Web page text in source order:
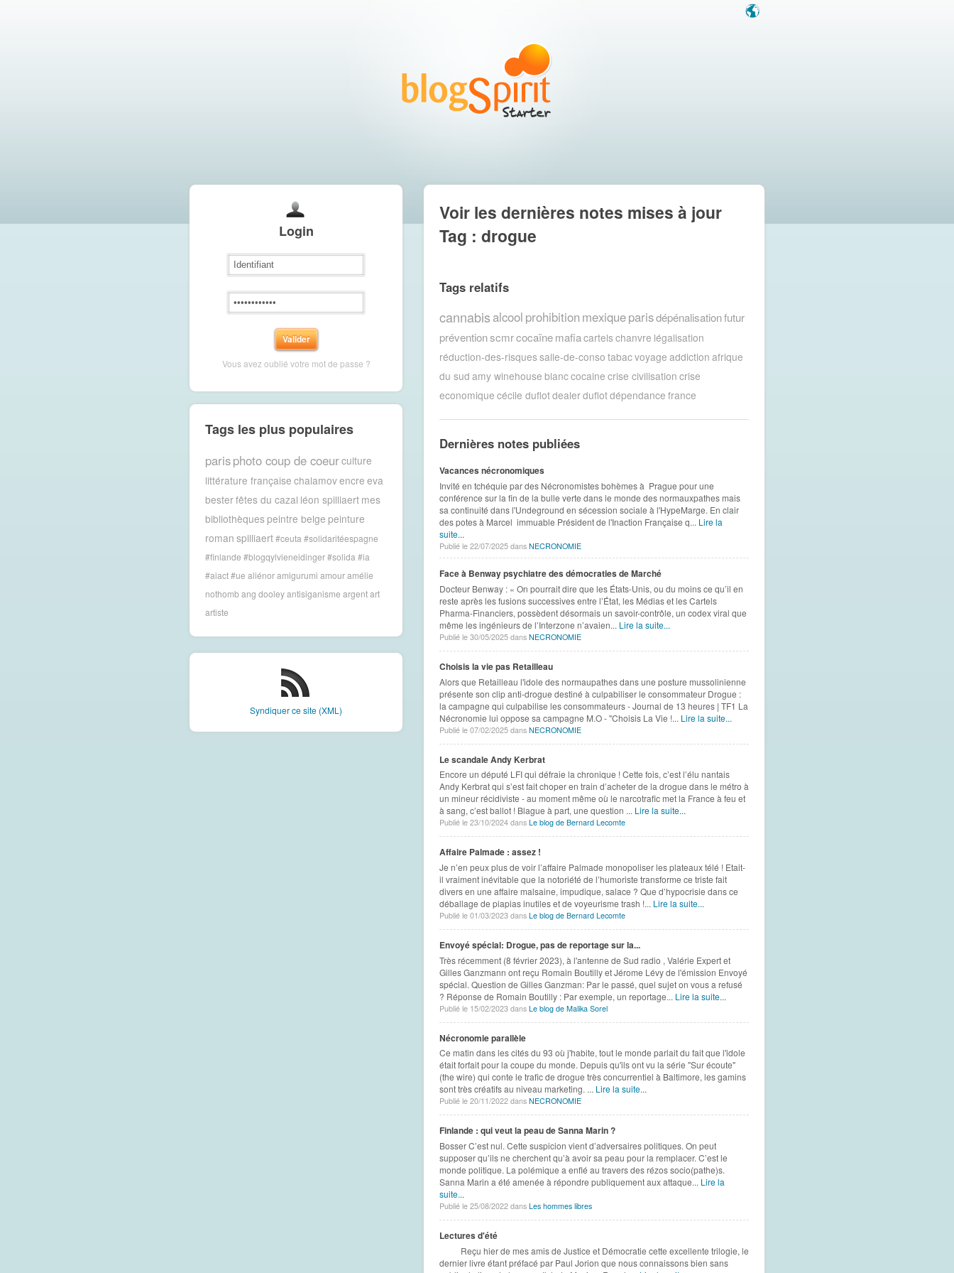
Login
Vous avez oublié votre mot de passe ?
Tags les plus populaires
parisphoto coup de coeurculture
littérature française chalamovencre eva
besterfêtes du cazal léon spilliaert mes
bibliothèquespeintre belge peinture
roman spilliaert #ceuta #solidaritéespagne
#finlande #blogqylvieneidinger #solida #ia
#aiact #ue aliénor amigurumi amour amélie
nothomb ang dooley antisiganisme argent art
artiste
Syndiquer ce site (XML)
Voir les dernières notes mises à jour
Tag : drogue
Tags relatifs
cannabis alcool prohibition mexiqueparisdépénalisationfutur
préventionscmrcocaïne mafiacartelschanvre légalisation
réduction-des-risquessalle-de-conso tabacvoyage addiction afrique
du sud amy winehouse blanccocaine crise civilisation crise
economique cécile duflotdealerduflotdépendance france
Dernières notes publiées
Vacances nécronomiques
Invité en tchéquie par des Nécronomistes bohèmes à Prague pour une
conférence sur la fin de la bulle verte dans le monde des normauxpathes mais
sa continuité dans l'Undeground en sécession sociale à l'HypeMarge. En clair
des potes à Marcel immuable Président de l'Inaction Française q... Lire la
suite...
Publié le 22/07/2025 dans NECRONOMIE
Face à Benway psychiatre des démocraties de Marché
Docteur Benway : « On pourrait dire que les États-Unis, ou du moins ce qu’il en
reste après les fusions successives entre l’État, les Médias et les Cartels
Pharma-Financiers, possèdent désormais un savoir-contrôle, un codex viral que
même les ingénieurs de l’Interzone n’avaien... Lire la suite...
Publié le 30/05/2025 dans NECRONOMIE
Choisis la vie pas Retailleau
Alors que Retailleau l'idole des normaupathes dans une posture mussolinienne
présente son clip anti-drogue destiné à culpabiliser le consommateur Drogue :
la campagne qui culpabilise les consommateurs - Journal de 13 heures | TF1 La
Nécronomie lui oppose sa campagne M.O - "Choisis La Vie !... Lire la suite...
Publié le 07/02/2025 dans NECRONOMIE
Le scandale Andy Kerbrat
Encore un député LFI qui défraie la chronique ! Cette fois, c’est l’élu nantais
Andy Kerbrat qui s’est fait choper en train d’acheter de la drogue dans le métro à
un mineur récidiviste - au moment même où le narcotrafic met la France à feu et
à sang, c’est ballot ! Blague à part, une question ... Lire la suite...
Publié le 23/10/2024 dans Le blog de Bernard Lecomte
Affaire Palmade : assez !
Je n’en peux plus de voir l’affaire Palmade monopoliser les plateaux télé ! Etait-
il vraiment inévitable que la notoriété de l’humoriste transforme ce triste fait
divers en une affaire malsaine, impudique, salace ? Que d’hypocrisie dans ce
déballage de piapias inutiles et de voyeurisme trash !... Lire la suite...
Publié le 01/03/2023 dans Le blog de Bernard Lecomte
Envoyé spécial: Drogue, pas de reportage sur la...
Très récemment (8 février 2023), à l'antenne de Sud radio , Valérie Expert et
Gilles Ganzmann ont reçu Romain Boutilly et Jérome Lévy de l'émission Envoyé
spécial. Question de Gilles Ganzman: Par le passé, quel sujet on vous a refusé
? Réponse de Romain Boutilly : Par exemple, un reportage... Lire la suite...
Publié le 15/02/2023 dans Le blog de Malika Sorel
Nécronomie parallèle
Ce matin dans les cités du 93 où j'habite, tout le monde parlait du fait que l'idole
était forfait pour la coupe du monde. Depuis qu'ils ont vu la série "Sur écoute"
(the wire) qui conte le trafic de drogue très concurrentiel à Baltimore, les gamins
sont très créatifs au niveau marketing. ... Lire la suite...
Publié le 20/11/2022 dans NECRONOMIE
Finlande : qui veut la peau de Sanna Marin ?
Bosser C’est nul. Cette suspicion vient d’adversaires politiques. On peut
supposer qu’ils ne cherchent qu’à avoir sa peau pour la remplacer. C’est le
monde politique. La polémique a enflé au travers des rézos socio(pathe)s.
Sanna Marin a été amenée à répondre publiquement aux attaque... Lire la
suite...
Publié le 25/08/2022 dans Les hommes libres
Lectures d'été
Reçu hier de mes amis de Justice et Démocratie cette excellente trilogie, le
dernier livre étant préfacé par Paul Jorion que nous connaissons bien sans